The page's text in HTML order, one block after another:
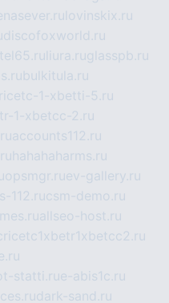
lovinskix.ru
discofoxworld.ru
liura.ruglasspb.ru
bulkitula.ru
1-xbetti-5.ru
1-xbetcc-2.ru
accounts112.ru
hahahaharms.ru
opsmgr.ruev-gallery.ru
112.rucsm-demo.ru
allseo-host.ru
statti.rue-abis1c.ru
dark-sand.ru